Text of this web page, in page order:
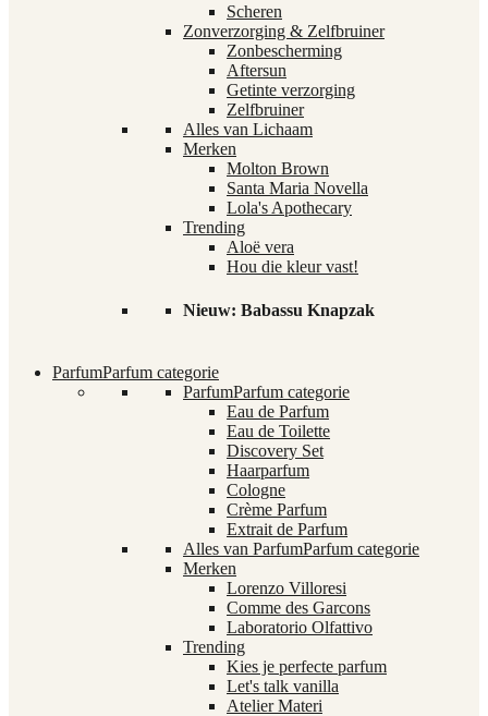
Scheren
Zonverzorging & Zelfbruiner
Zonbescherming
Aftersun
Getinte verzorging
Zelfbruiner
Alles van Lichaam
Merken
Molton Brown
Santa Maria Novella
Lola's Apothecary
Trending
Aloë vera
Hou die kleur vast!
Nieuw: Babassu Knapzak
ParfumParfum categorie
ParfumParfum categorie
Eau de Parfum
Eau de Toilette
Discovery Set
Haarparfum
Cologne
Crème Parfum
Extrait de Parfum
Alles van ParfumParfum categorie
Merken
Lorenzo Villoresi
Comme des Garcons
Laboratorio Olfattivo
Trending
Kies je perfecte parfum
Let's talk vanilla
Atelier Materi